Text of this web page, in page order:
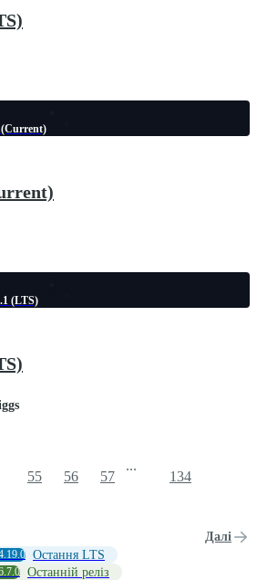
(Current)
(LTS)
55 56 57
...
134
Далі
Остання LTS
Останній реліз